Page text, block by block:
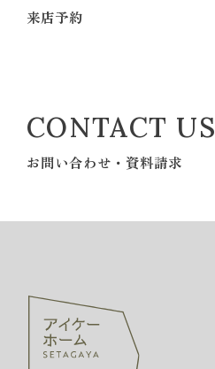
来店予約
CONTACT US
お問い合わせ・資料請求